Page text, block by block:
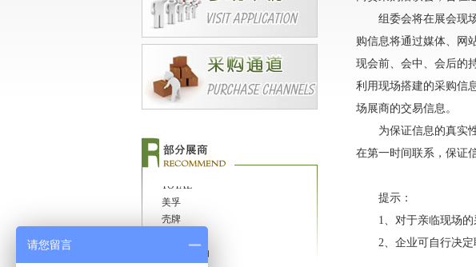
E GMBH
GSCaltexChinaCo.,Ltd
S-POWER PTE .LTD
STAROIL
S-OILCORPORATION
SKLubricantsCo.,Ltd
EXXONMOBIL CHEMCAL SER
TD
美孚
壳牌
嘉实多
路路达石油
组委会将在展会现场
购信息将通过媒体、网
现会前、会中、会后的
利用现场搭建的采购信
场展商的交易信息。
为保证信息的真实性
在第一时间联系，保证
提示：
1、对于亲临现场的采
2、企业可自行决定
请您留言